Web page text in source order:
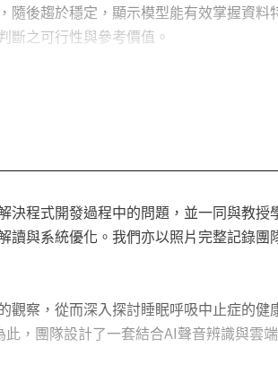
價值、教育價值、創新科技價值以及社
僅著眼於醫療數據的收集與研究，還特
醫生能輕鬆地進行健康監測，改善睡眠
望能透過APP內建的健康Q&A，增強
後趨於穩定，顯示模型能有效掌握資
斷之可行性與參考價值。
、法規認證及與醫療體系整合這幾方面
程式開發過程中的問題，並一同與教
與系統優化。我們亦以照片完整記錄
察，從而深入探討睡眠呼吸中止症的健
，團隊設計了一套結合AI聲音辨識與雲